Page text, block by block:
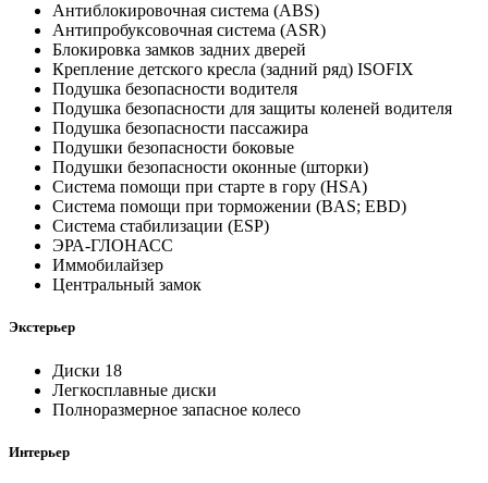
Антиблокировочная система (ABS)
Антипробуксовочная система (ASR)
Блокировка замков задних дверей
Крепление детского кресла (задний ряд) ISOFIX
Подушка безопасности водителя
Подушка безопасности для защиты коленей водителя
Подушка безопасности пассажира
Подушки безопасности боковые
Подушки безопасности оконные (шторки)
Система помощи при старте в гору (HSA)
Система помощи при торможении (BAS; EBD)
Система стабилизации (ESP)
ЭРА-ГЛОНАСС
Иммобилайзер
Центральный замок
Экстерьер
Диски 18
Легкосплавные диски
Полноразмерное запасное колесо
Интерьер